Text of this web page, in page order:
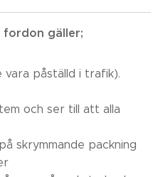
fordon gäller;
vara påställd i trafik).
och ser till att alla
skrymmande packning